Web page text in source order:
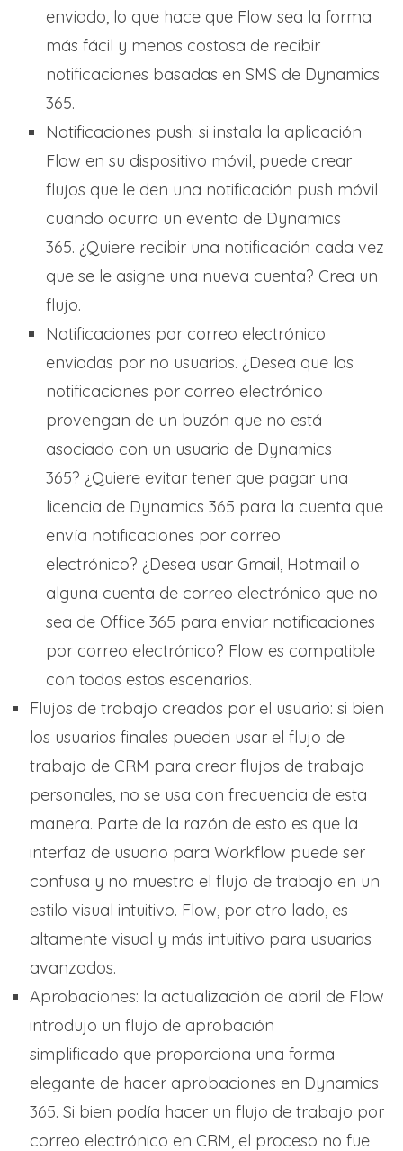
enviado, lo que hace que Flow sea la forma
más fácil y menos costosa de recibir
notificaciones basadas en SMS de Dynamics
365.
Notificaciones push: si instala la aplicación
Flow en su dispositivo móvil, puede crear
flujos que le den una notificación push móvil
cuando ocurra un evento de Dynamics
365. ¿Quiere recibir una notificación cada vez
que se le asigne una nueva cuenta? Crea un
flujo.
Notificaciones por correo electrónico
enviadas por no usuarios. ¿Desea que las
notificaciones por correo electrónico
provengan de un buzón que no está
asociado con un usuario de Dynamics
365? ¿Quiere evitar tener que pagar una
licencia de Dynamics 365 para la cuenta que
envía notificaciones por correo
electrónico? ¿Desea usar Gmail, Hotmail o
alguna cuenta de correo electrónico que no
sea de Office 365 para enviar notificaciones
por correo electrónico? Flow es compatible
con todos estos escenarios.
Flujos de trabajo creados por el usuario: si bien
los usuarios finales pueden usar el flujo de
trabajo de CRM para crear flujos de trabajo
personales, no se usa con frecuencia de esta
manera. Parte de la razón de esto es que la
interfaz de usuario para Workflow puede ser
confusa y no muestra el flujo de trabajo en un
estilo visual intuitivo. Flow, por otro lado, es
altamente visual y más intuitivo para usuarios
avanzados.
Aprobaciones: la actualización de abril de Flow
introdujo un flujo de aprobación
simplificado que proporciona una forma
elegante de hacer aprobaciones en Dynamics
365. Si bien podía hacer un flujo de trabajo por
correo electrónico en CRM, el proceso no fue